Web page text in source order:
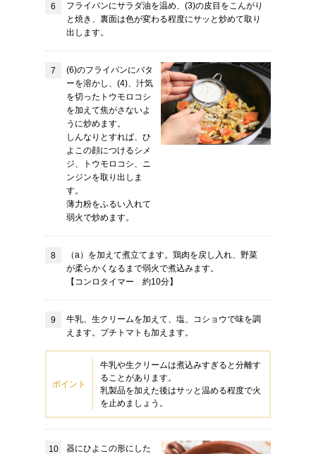
フライパンにサラダ油を温め、(3)の皮目をこんがり
と焼き、裏面は色が変わる程度にサッと炒めて取り
出します。
(6)のフライパンにバタ
ーを溶かし、(4)、汁気
を切ったトウモロコシ
を加えて焦がさないよ
うに炒めます。
しんなりとすれば、ひ
よこの顔につけるシメ
ジ、トウモロコシ、ニ
ンジンを取り出しま
す。
薄力粉をふるい入れて
弱火で炒めます。
（a）を加えて煮立てます。鶏肉を戻し入れ、野菜
が柔らかくなるまで弱火で煮込みます。
【コンロタイマー 約10分】
牛乳、生クリームを加えて、塩、コショウで味を調
えます。プチトマトも加えます。
ポイント
牛乳や生クリームは煮込みすぎると分離す
ることがあります。
乳製品を加えた後はサッと温める程度で火
を止めましょう。
器にひよこの形にした